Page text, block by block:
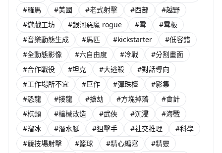
#羅馬
#美國 #老式射擊 #西部
#越野
#遊戲工坊
#銀河惡魔 rogue #雪
#雪板
#音樂動態生成
#馬匹 #kickstarter
#低容錯
#全動態影像
#六自由度 #冷戰
#分割畫面
#合作戰役
#坦克 #大逃殺
#對話導向
#工作場所不宜
#巨作 #彈珠檯
#影集
#恐龍
#接龍 #搶劫 #方塊掉落
#會計
#棋類
#槍械改造 #武俠 #沉浸
#海戰
#溜冰
#潛水艇 #狙擊手 #社交推理
#科學
#競技場射擊
#籃球 #精心編寫
#精靈